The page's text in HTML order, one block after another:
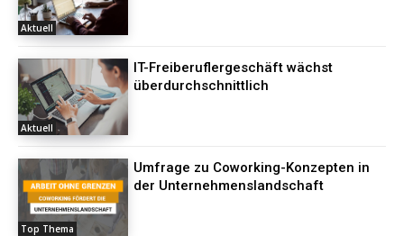
Aktuell
Aktuell
IT-Freiberuflergeschäft wächst
überdurchschnittlich
Top Thema
Umfrage zu Coworking-Konzepten in
der Unternehmenslandschaft